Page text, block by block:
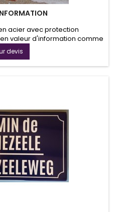
acier avec protection
valeur d'information comme
souvenirs historiques ou les
locales.
devis